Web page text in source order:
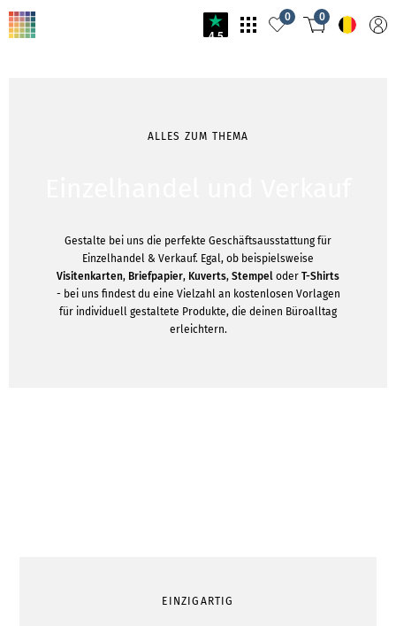
4.5
0 0
ALLES ZUM THEMA
Gestalte bei uns die perfekte Geschäftsausstattung für
Einzelhandel & Verkauf. Egal, ob beispielsweise
Visitenkarten, Briefpapier, Kuverts, Stempel oder T-Shirts
- bei uns findest du eine Vielzahl an kostenlosen Vorlagen
für individuell gestaltete Produkte, die deinen Büroalltag
erleichtern.
EINZIGARTIG